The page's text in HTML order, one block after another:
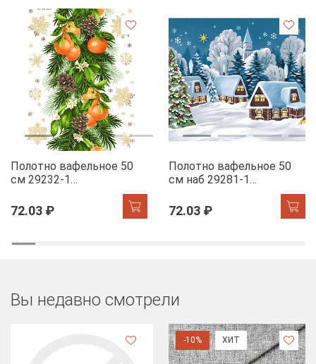
Полотно вафельное 50
см 29232-1
Мандариновый коктель
72.03 ₽
Полотно вафельное 50
см наб 29281-1
72.03 ₽
Вы недавно смотрели
-10% ХИТ